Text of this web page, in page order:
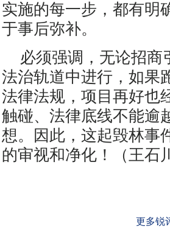
实施的每一步，都有明
于事后弥补。
必须强调，无论招商
法治轨道中进行，如果
法律法规，项目再好也
触碰、法律底线不能逾
想。因此，这起毁林事
的审视和净化！（王石
更多锐